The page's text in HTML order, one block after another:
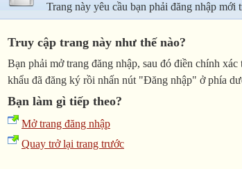
Trang này yêu cầu bạn phải đăng nhập mới
Truy cập trang này như thế nào?
Bạn phải mở trang đăng nhập, sau đó điền chính xác
khẩu đã đăng ký rồi nhấn nút "Đăng nhập" ở phía
Bạn làm gì tiếp theo?
Mở trang đăng nhập
Quay trở lại trang trước